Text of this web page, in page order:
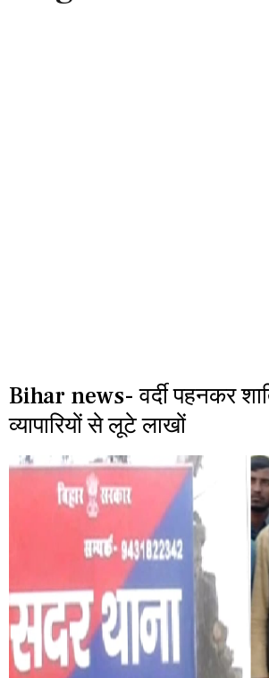
Bihar news- वर्दी पहनकर
व्यापारियों से लूटे लाखों